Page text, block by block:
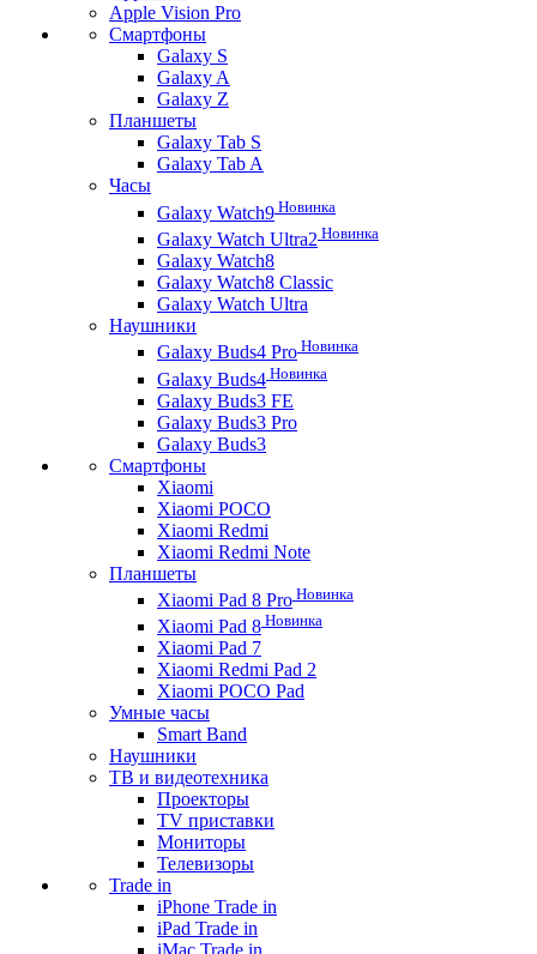
Apple Vision Pro
Смартфоны
Galaxy S
Galaxy A
Galaxy Z
Планшеты
Galaxy Tab S
Galaxy Tab A
Часы
Galaxy Watch9 Новинка
Galaxy Watch Ultra2 Новинка
Galaxy Watch8
Galaxy Watch8 Classic
Galaxy Watch Ultra
Наушники
Galaxy Buds4 Pro Новинка
Galaxy Buds4 Новинка
Galaxy Buds3 FE
Galaxy Buds3 Pro
Galaxy Buds3
Смартфоны
Xiaomi
Xiaomi POCO
Xiaomi Redmi
Xiaomi Redmi Note
Планшеты
Xiaomi Pad 8 Pro Новинка
Xiaomi Pad 8 Новинка
Xiaomi Pad 7
Xiaomi Redmi Pad 2
Xiaomi POCO Pad
Умные часы
Smart Band
Наушники
ТВ и видеотехника
Проекторы
TV приставки
Мониторы
Телевизоры
Trade in
iPhone Trade in
iPad Trade in